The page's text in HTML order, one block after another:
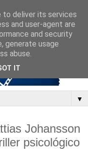
▼
Johansson
psicológico
to deliver its services
and user-agent are
and security
generate usage
abuse.
IT